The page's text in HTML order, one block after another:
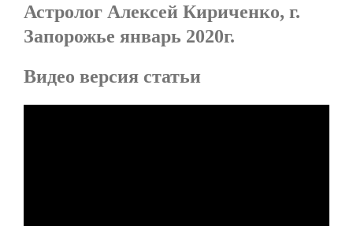
Астролог Алексей Кириченко, г.
Запорожье январь 2020г.
Видео версия статьи